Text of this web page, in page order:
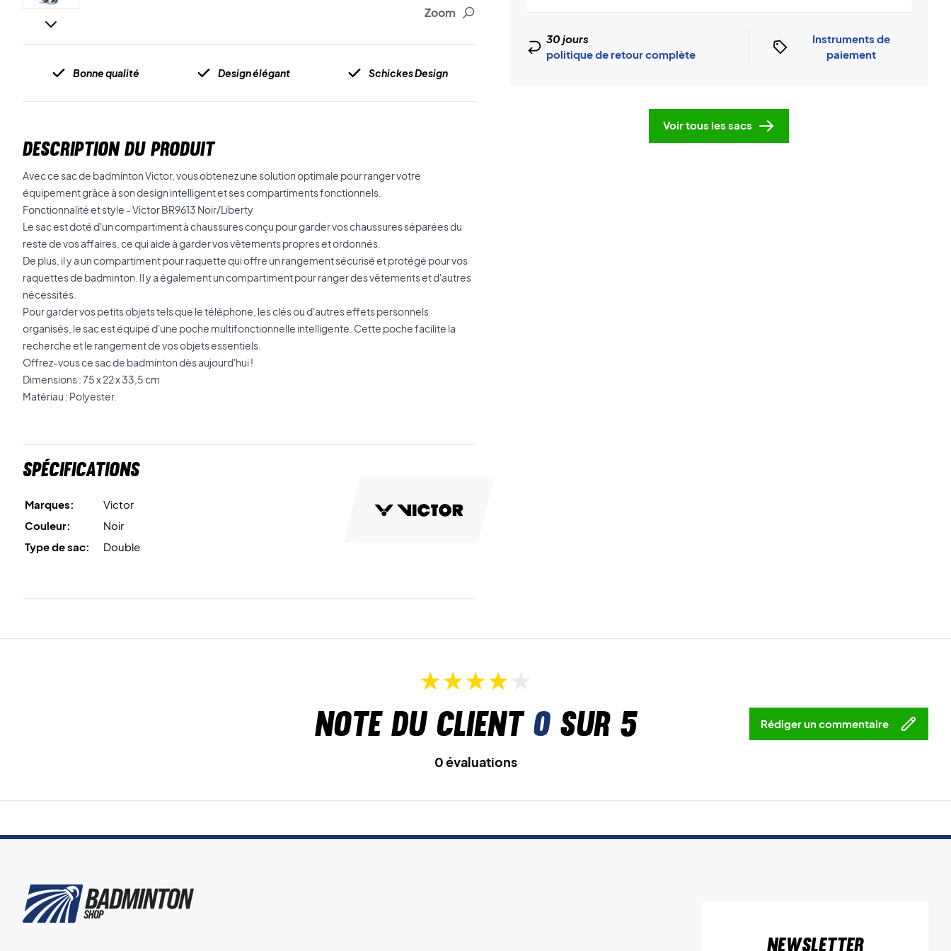
Zoom
Bonne qualité Design élégant Schickes Design
DESCRIPTION DU PRODUIT
Avec ce sac de badminton Victor, vous obtenez une solution optimale pour ranger votre
équipement grâce à son design intelligent et ses compartiments fonctionnels.
Fonctionnalité et style - Victor BR9613 Noir/Liberty
Le sac est doté d'un compartiment à chaussures conçu pour garder vos chaussures séparées du
reste de vos affaires, ce qui aide à garder vos vêtements propres et ordonnés.
De plus, il y a un compartiment pour raquette qui offre un rangement sécurisé et protégé pour vos
raquettes de badminton. Il y a également un compartiment pour ranger des vêtements et d'autres
nécessités.
Pour garder vos petits objets tels que le téléphone, les clés ou d'autres effets personnels
organisés, le sac est équipé d'une poche multifonctionnelle intelligente. Cette poche facilite la
recherche et le rangement de vos objets essentiels.
Offrez-vous ce sac de badminton dès aujourd'hui !
Dimensions : 75 x 22 x 33,5 cm
Matériau : Polyester.
Spécifications
Marques:
Victor
Couleur:
Noir
Type de sac:
Double
30 jours
politique de retour complète
Instruments de
paiement
Voir tous les sacs
Note du client 0sur 5 Rédiger un commentaire
0 évaluations
Newsletter